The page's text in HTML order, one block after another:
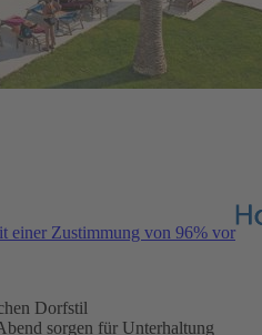
einer Zustimmung von 96% vor
Dorfstil
sorgen für Unterhaltung